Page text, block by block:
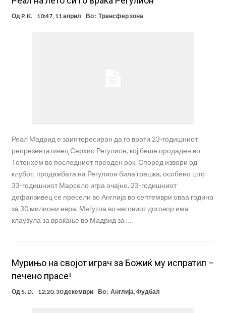
Од P. K. 10:47, 11 април Во : Трансфер зона
Реал Мадрид е заинтересиран да го врати 23-годишниот
репрезентативец Серхио Регулион, кој беше продаден во
Тотенхем во последниот преоден рок. Според извори од
клубот, продажбата на Регулион била грешка, особено што
33-годишниот Марсело игра очајно. 23-годишниот
дефанзивец се пресели во Англија во септември оваа година
за 30 милиони евра. Меѓутоа во неговиот договор има
клаузула за враќање во Мадрид за …
Мурињо на својот играч за Божиќ му испратил –
печено прасе!
Од S. D. 12:20, 30 декември Во : Англија,Фудбал